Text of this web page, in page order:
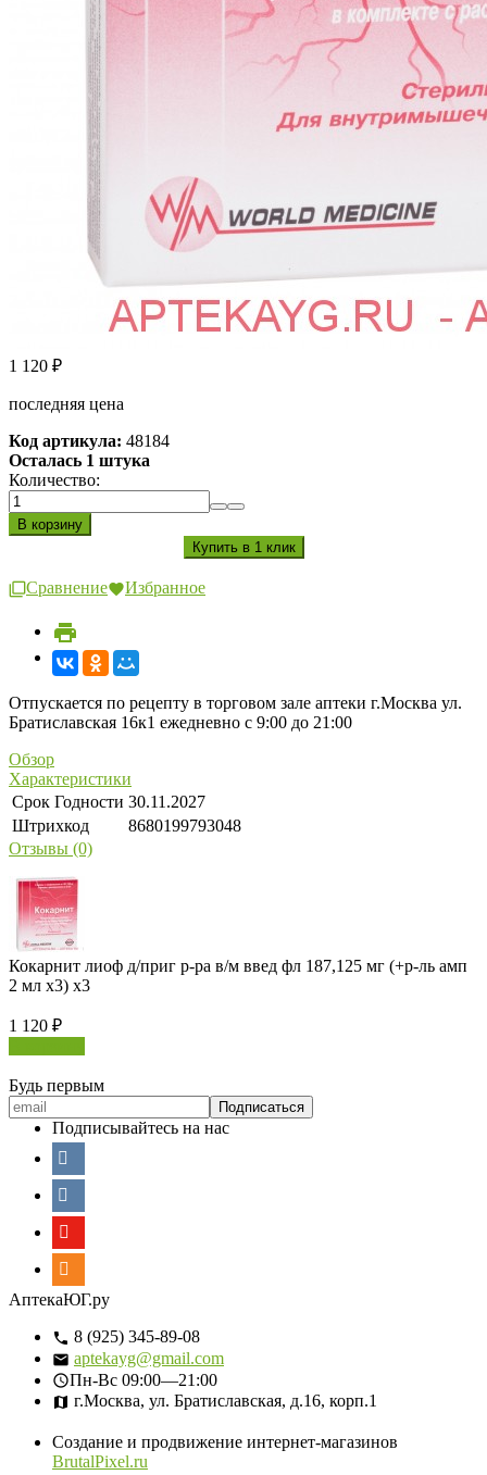
1 120 ₽
последняя цена
Код артикула: 48184
Осталась 1 штука
Количество:
Сравнение Избранное
Отпускается по рецепту в торговом зале аптеки г.Москва ул.
Братиславская 16к1 ежедневно с 9:00 до 21:00
Обзор
Характеристики
Срок Годности 30.11.2027
Штрихкод
8680199793048
Отзывы (0)
Кокарнит лиоф д/приг р-ра в/м введ фл 187,125 мг (+р-ль амп
2 мл х3) х3
1 120 ₽
Будь первым
Подписывайтесь на нас
АптекаЮГ.ру
8 (925) 345-89-08
aptekayg@gmail.com
Пн-Вс 09:00—21:00
г.Москва, ул. Братиславская, д.16, корп.1
Создание и продвижение интернет-магазинов
BrutalPixel.ru